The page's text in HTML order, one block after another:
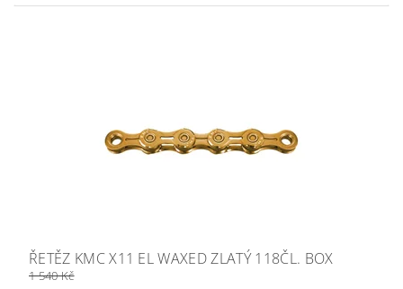
ŘETĚZ KMC X11 EL WAXED ZLATÝ 118ČL. BOX
1 540 Kč